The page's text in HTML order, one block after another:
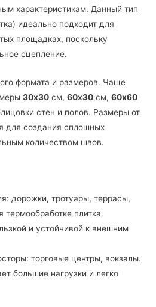
характеристикам. Данный тип
идеально подходит для
площадках, поскольку
сцепление.
формата и размеров. Чаще
30х30 см, 60х30 см, 60х60
стен и полов. Размеры от
для создания сплошных
количеством швов.
дорожки, тротуары, террасы,
плитка
и устойчивой к внешним
торговые центры, вокзалы.
большие нагрузки и легко